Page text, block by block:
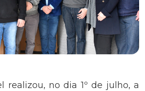
no dia 1º de julho, a